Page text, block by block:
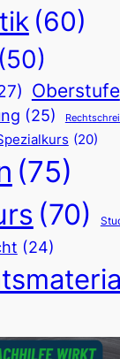
(60)
(50)
Oberstufe
(25)
(20)
(75)
(70)
(24)